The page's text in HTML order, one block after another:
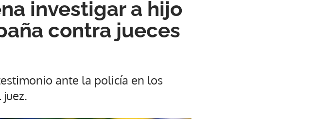
investigar a hijo
contra jueces
ante la policía en los